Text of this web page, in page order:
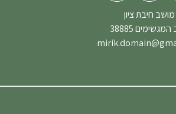
מושב חיבת ציון
38885